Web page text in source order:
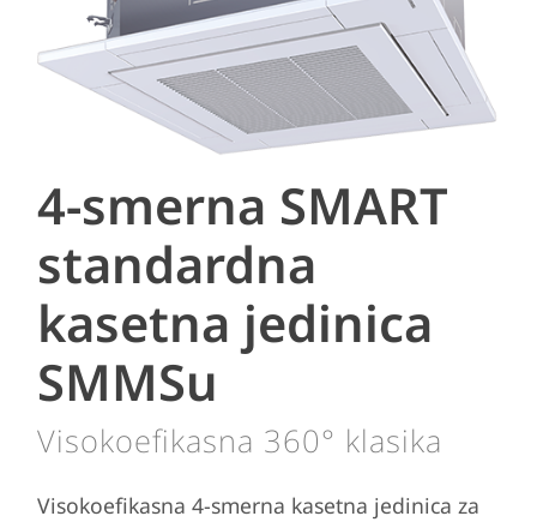
4-smerna SMART
standardna
kasetna jedinica
SMMSu
Visokoefikasna 360° klasika
Visokoefikasna 4-smerna kasetna jedinica za